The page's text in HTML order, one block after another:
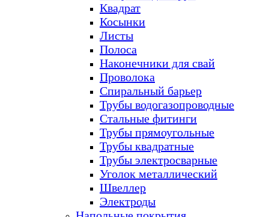
Квадрат
Косынки
Листы
Полоса
Наконечники для свай
Проволока
Спиральный барьер
Трубы водогазопроводные
Стальные фитинги
Трубы прямоугольные
Трубы квадратные
Трубы электросварные
Уголок металлический
Швеллер
Электроды